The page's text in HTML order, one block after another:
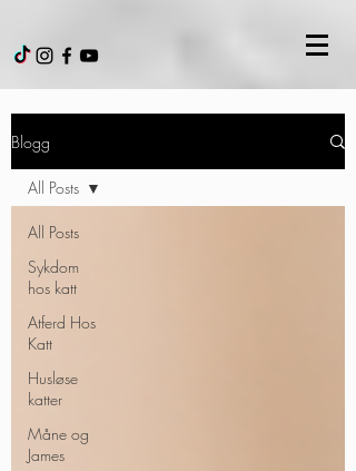
Blogg
All Posts
Sykdom
hos katt
Atferd Hos
Katt
Husløse
katter
Måne og
James
All Posts